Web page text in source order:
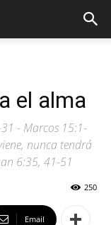
el alma
- Marcos 15:1-
nunca tendrá
6:35, 41-51
250
Email